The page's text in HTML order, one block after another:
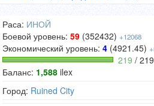
Раса: ИНОЙ
Боевой уровень: 59 (352432) +12068
Экономический уровень: 4 (4921.45)
219 / 219
Баланс: 1,588 ilex
Город: Ruined City